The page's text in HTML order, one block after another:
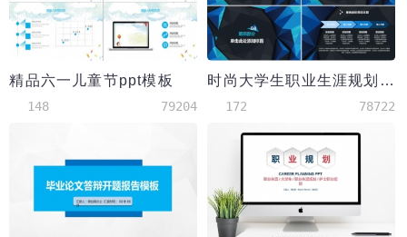
精品六一儿童节ppt模板
148 79204
时尚大学生职业生涯规划PPT模板
172 78722